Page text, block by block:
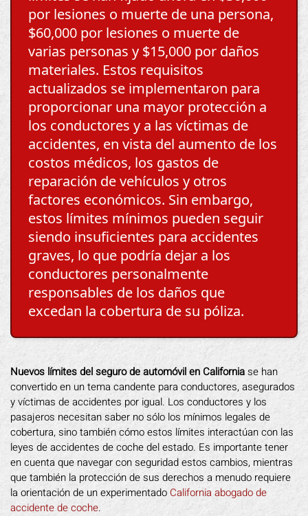
por lesiones o muerte de una persona,
$60,000 por lesiones o muerte de
varias personas y $15,000 por daños
materiales. Estos requisitos
actualizados se implementaron para
proporcionar una mayor protección a
los conductores y a las víctimas de
accidentes, en vista del aumento de los
costos médicos, los gastos de
reparación de vehículos y otros
factores económicos. Sin embargo,
estos límites mínimos pueden seguir
siendo insuficientes para accidentes
graves, lo que podría dejar a los
conductores personalmente
responsables de los daños que
excedan la cobertura de su póliza.
Nuevos límites del seguro de automóvil en Californiase han
convertido en un tema candente para conductores, asegurados
y víctimas de accidentes por igual. Los conductores y los
pasajeros necesitan saber no sólo los mínimos legales de
cobertura, sino también cómo estos límites interactúan con las
leyes de accidentes de coche del estado. Es importante tener
en cuenta que navegar con seguridad estos cambios, mientras
que también la protección de sus derechos a menudo requiere
la orientación de un experimentado California abogado de
accidente de coche.